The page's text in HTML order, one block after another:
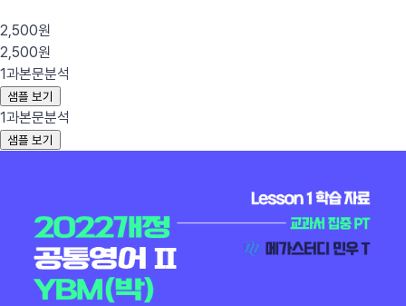
2,500원
2,500원
1과본문분석
샘플 보기
1과본문분석
샘플 보기